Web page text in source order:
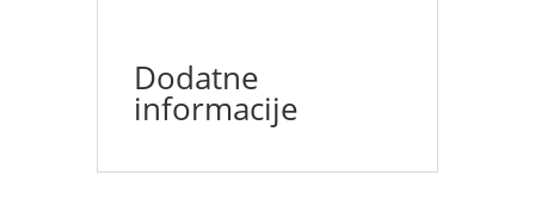
Dodatne
informacije